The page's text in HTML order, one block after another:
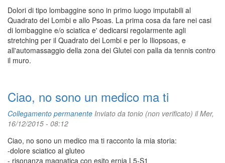
Dolori di tipo lombaggine sono in primo luogo imputabili al
Quadrato dei Lombi e allo Psoas. La prima cosa da fare nei casi
di lombaggine e/o sciatica e' dedicarsi regolarmente agli
stretching per il Quadrato dei Lombi e per lo Iliopsoas, e
all'automassaggio della zona dei Glutei con palla da tennis contro
il muro.
Ciao, no sono un medico ma ti
Collegamento permanente Inviato da tonio (non verificato) il Mer,
16/12/2015 - 08:12
Ciao, no sono un medico ma ti racconto la mia storia:
-dolore sciatico al gluteo
- risonanza magnatica con esito ernia L5-S1